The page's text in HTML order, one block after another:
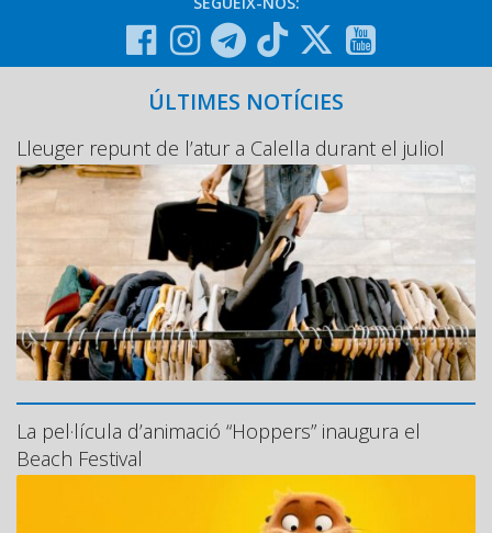
ÚLTIMES NOTÍCIES
Lleuger repunt de l’atur a Calella durant el juliol
La pel·lícula d’animació “Hoppers” inaugura el
Beach Festival